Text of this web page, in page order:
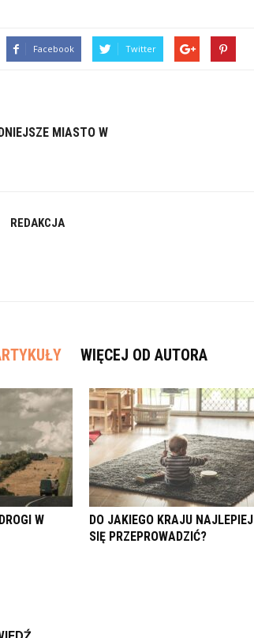
Facebook Twitter
MIASTO W
REDAKCJA
WIĘCEJ OD AUTORA
W
DO JAKIEGO KRAJU NAJLEPIEJ
SIĘ PRZEPROWADZIĆ?